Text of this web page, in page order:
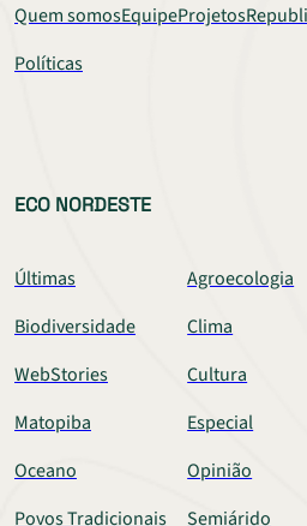
Quem somosEquipeProjetos
Políticas
ECO NORDESTE
Últimas
Agroecologia
Biodiversidade
Clima
WebStories
Cultura
Matopiba
Especial
Oceano
Opinião
Povos Tradicionais
Semiárido